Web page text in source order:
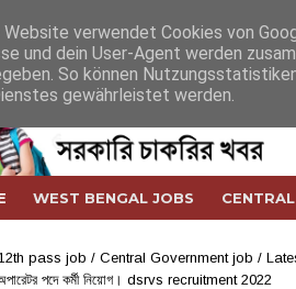
WEST BENGAL JOBS
pass job / Central Government job /
অপারেটর পদে কর্মী নিয়োগ। dsrvs recruitment 2022
Website verwendet Cookies von
und dein User-Agent werden
So können
gewährleistet werden.